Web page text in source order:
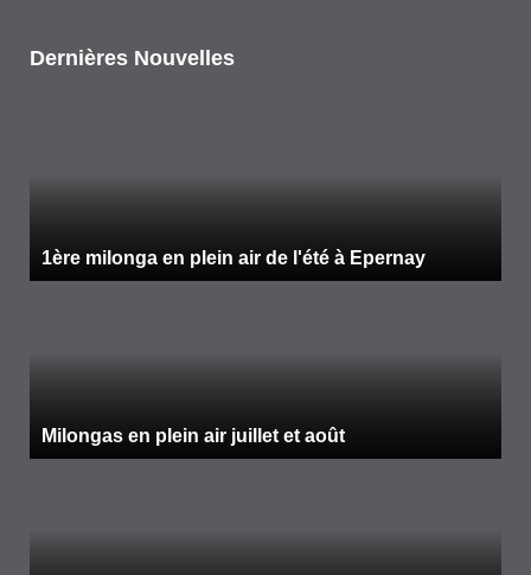
Dernières Nouvelles
1ère milonga en plein air de l'été à Epernay
Milongas en plein air juillet et août